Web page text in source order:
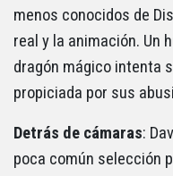
menos conocidos de
real y la animación. Un
dragón mágico intenta
propiciada por sus
Detrás de cámaras:
poca común selección